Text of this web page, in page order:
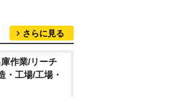
さらに見る
庫作業/リーチ
・工場/工場・